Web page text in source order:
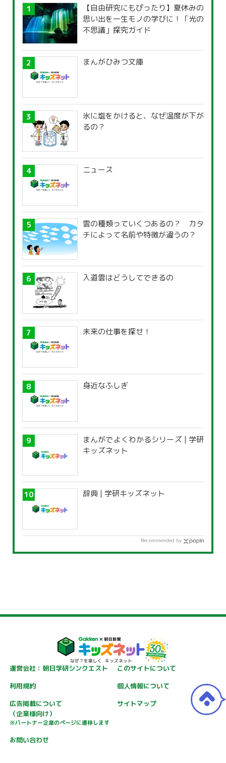
【自由研究にもぴったり】夏休みの
思い出を一生モノの学びに！「光の
不思議」探究ガイド
まんがひみつ文庫
氷に塩をかけると、なぜ温度が下が
るの？
ニュース
雲の種類っていくつあるの？ カタ
チによって名前や特徴が違うの？
入道雲はどうしてできるの
未来の仕事を探せ！
身近なふしぎ
まんがでよくわかるシリーズ | 学研
キッズネット
辞典 | 学研キッズネット
Recommended by
運営会社：朝日学研シンクエスト
このサイトについて
利用規約
個人情報について
広告掲載について
（企業様向け）
※パートナー企業のページに遷移します
サイトマップ
お問い合わせ